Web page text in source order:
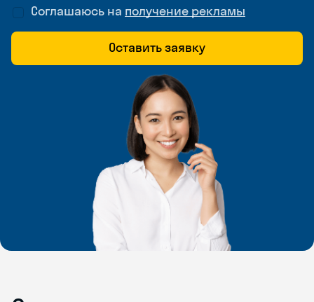
Соглашаюсь на получение рекламы
Оставить заявку